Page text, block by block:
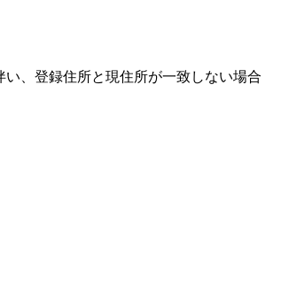
、登録住所と現住所が一致しない場合